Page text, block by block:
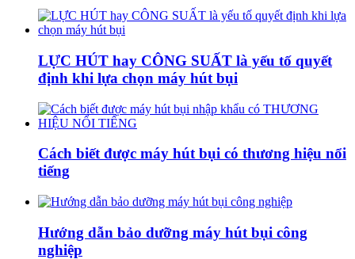
LỰC HÚT hay CÔNG SUẤT là yếu tố quyết
định khi lựa chọn máy hút bụi
Cách biết được máy hút bụi có thương hiệu nổi
tiếng
Hướng dẫn bảo dưỡng máy hút bụi công
nghiệp